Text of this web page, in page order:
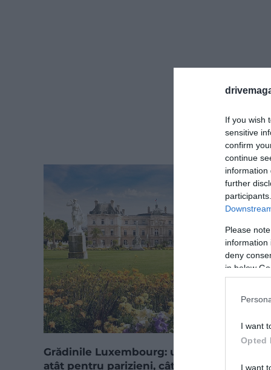
If you wish
sensitive
confirm
continue
information
further
Please
information
deny
in below
I want
Opted
I want
Grădinile Luxembourg: un loc de relaxare
atât pentru parizieni, cât şi pentru turiştii